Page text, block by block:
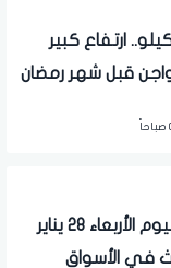
ارتفاع كبير
قبل شهر رمضان
أسعار الدواجن اليوم الأربعاء 28 يناير